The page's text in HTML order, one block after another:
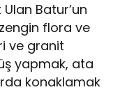
Ulan Batur’un
flora ve
ve granit
yapmak, ata
konaklamak